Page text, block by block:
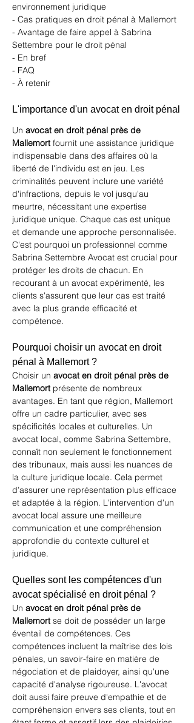
environnement juridique
- Cas pratiques en droit pénal à Mallemort
- Avantage de faire appel à Sabrina
Settembre pour le droit pénal
- En bref
- FAQ
- À retenir
L'importance d'un avocat en droit pénal
Un avocat en droit pénal près de
Mallemort fournit une assistance juridique
indispensable dans des affaires où la
liberté de l'individu est en jeu. Les
criminalités peuvent inclure une variété
d'infractions, depuis le vol jusqu'au
meurtre, nécessitant une expertise
juridique unique. Chaque cas est unique
et demande une approche personnalisée.
C'est pourquoi un professionnel comme
Sabrina Settembre Avocat est crucial pour
protéger les droits de chacun. En
recourant à un avocat expérimenté, les
clients s'assurent que leur cas est traité
avec la plus grande efficacité et
compétence.
Pourquoi choisir un avocat en droit
pénal à Mallemort ?
Choisir un avocat en droit pénal près de
Mallemort présente de nombreux
avantages. En tant que région, Mallemort
offre un cadre particulier, avec ses
spécificités locales et culturelles. Un
avocat local, comme Sabrina Settembre,
connaît non seulement le fonctionnement
des tribunaux, mais aussi les nuances de
la culture juridique locale. Cela permet
d’assurer une représentation plus efficace
et adaptée à la région. L'intervention d'un
avocat local assure une meilleure
communication et une compréhension
approfondie du contexte culturel et
juridique.
Quelles sont les compétences d'un
avocat spécialisé en droit pénal ?
Un avocat en droit pénal près de
Mallemort se doit de posséder un large
éventail de compétences. Ces
compétences incluent la maîtrise des lois
pénales, un savoir-faire en matière de
négociation et de plaidoyer, ainsi qu'une
capacité d'analyse rigoureuse. L'avocat
doit aussi faire preuve d'empathie et de
compréhension envers ses clients, tout en